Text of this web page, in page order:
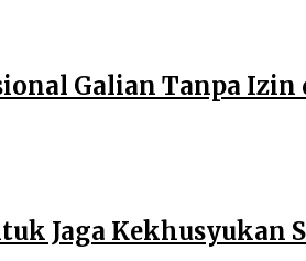
Galian Tanpa Izin
Jaga Kekhusyukan